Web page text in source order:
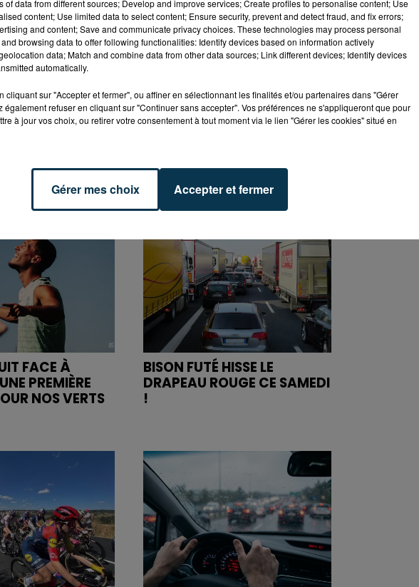
mise en place après la canicule de 2003, afin d'assurer
Elle a traditionnellement lieu le lundi de Pentecôte
FACE À
PREMIÈRE
NOS VERTS
BISON FUTÉ HISSE LE
DRAPEAU ROUGE CE SAMEDI
!
Capricorne
of data from different sources; Develop and improve services; Create profiles to personalise content; Use
content; Use limited data to select content; Ensure security, prevent and detect fraud, and fix errors;
and content; Save and communicate privacy choices. These technologies may process personal
browsing data to offer following functionalities: Identify devices based on information actively
data; Match and combine data from other data sources; Link different devices; Identify devices
automatically.
cliquant sur "Accepter et fermer", ou affiner en sélectionnant les finalités et/ou partenaires dans "Gérer
également refuser en cliquant sur "Continuer sans accepter". Vos préférences ne s'appliqueront que pour
à jour vos choix, ou retirer votre consentement à tout moment via le lien "Gérer les cookies" situé en
Gérer mes choix Accepter et fermer